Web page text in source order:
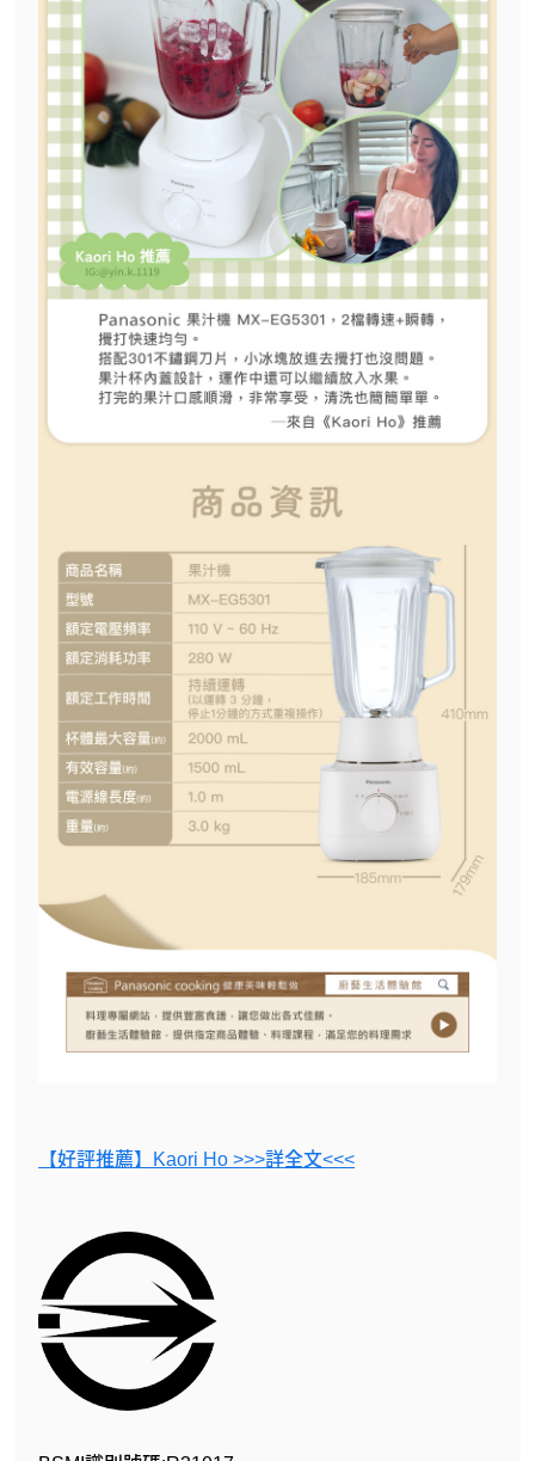
【好評推薦】Kaori Ho >>>詳全文<<<